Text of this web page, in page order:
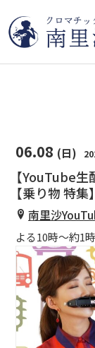
06.08 (日)
【YouTube生
【乗り物 特集】
南里沙
よる10時〜約1